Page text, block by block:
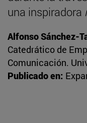
una inspiradora
Alfonso Sánchez-
Catedrático de
Comunicación.
Publicado en: